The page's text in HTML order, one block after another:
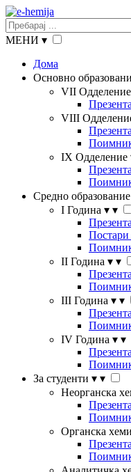
МЕНИ ▾
Дома
Основно
VII Одделение
VIII
IX Одделение
Средно образование
I Година ▾ ▾
Постари
II Година ▾ ▾
III Година ▾ ▾
IV Година ▾ ▾
За студенти ▾ ▾
Неорганска
Органска